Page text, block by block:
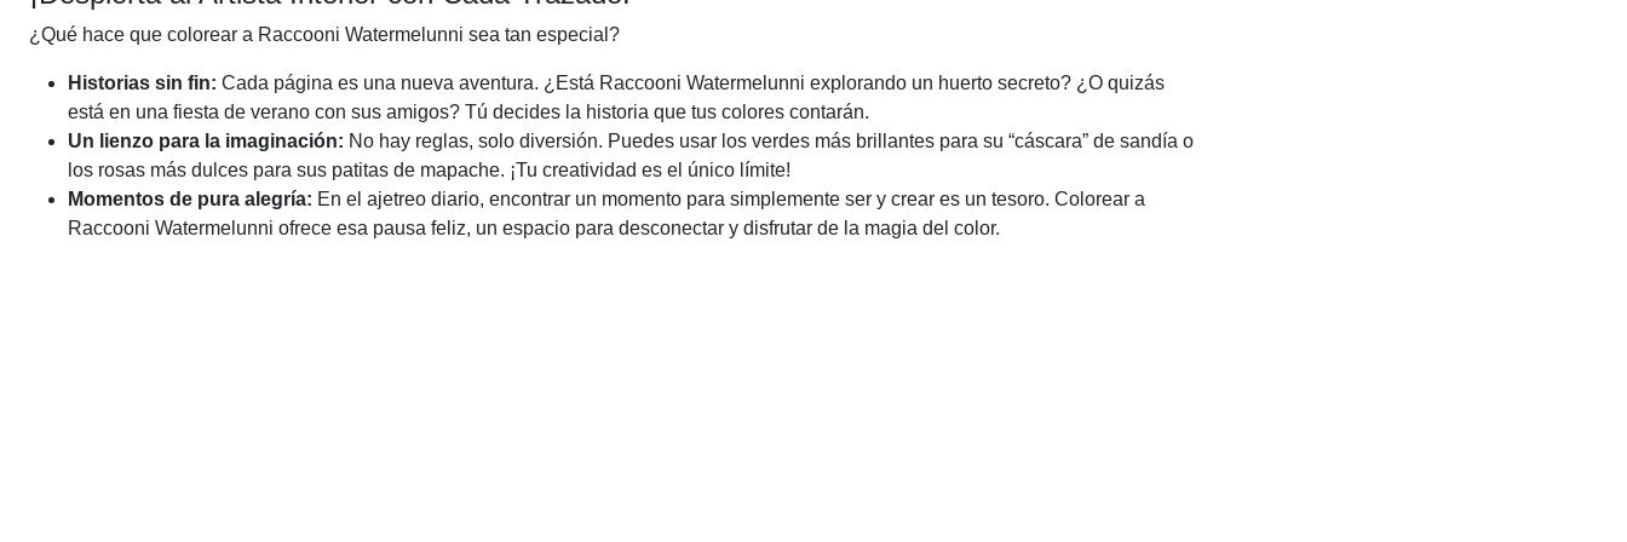
¿Qué hace que colorear a Raccooni Watermelunni sea tan especial?
Historias sin fin: Cada página es una nueva aventura. ¿Está Raccooni Watermelunni explorando un huerto secreto? ¿O quizás
está en una fiesta de verano con sus amigos? Tú decides la historia que tus colores contarán.
Un lienzo para la imaginación: No hay reglas, solo diversión. Puedes usar los verdes más brillantes para su “cáscara” de sandía o
los rosas más dulces para sus patitas de mapache. ¡Tu creatividad es el único límite!
Momentos de pura alegría: En el ajetreo diario, encontrar un momento para simplemente ser y crear es un tesoro. Colorear a
Raccooni Watermelunni ofrece esa pausa feliz, un espacio para desconectar y disfrutar de la magia del color.